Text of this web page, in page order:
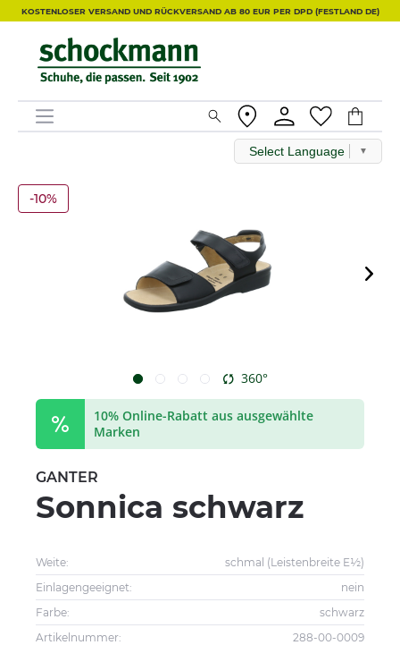
KOSTENLOSER VERSAND UND RÜCKVERSAND AB 80 EUR PER DPD (FESTLAND DE)
Select Language ▼
-10%
360°
10% Online-Rabatt aus ausgewählte
Marken
GANTER
Sonnica schwarz
Weite:
schmal (Leistenbreite E½)
Einlagengeeignet:
nein
Farbe:
schwarz
Artikelnummer:
288-00-0009